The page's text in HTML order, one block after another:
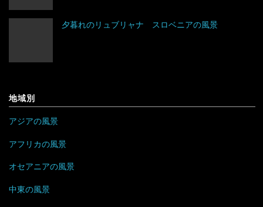
夕暮れのリュブリャナ スロベニアの風景
地域別
アジアの風景
アフリカの風景
オセアニアの風景
中東の風景
アルバニア
イングランド
ウクライナ
エストニア
オーストリア